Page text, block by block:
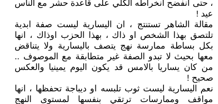
، حتى انفضح انخراطه الكلي على قاعدة حشر مع الناس
عيد !
مقالة الشاهر تستنتج ، ان اليسارية ليست صفة ابدية
تلتصق بهذا الشخص او ذاك ، بهذا الحزب اوذاك ، انها
بكل بساطة ممارسة نهج يتصف باليسارية ولا يتناقض
معها بحيث لا تبدو الصفة غير متطابقة مع الموصوف ..
من كان يساريا بالامس قد يكون اليوم يمينيا والعكس
صحيح !
نعم اليسارية ليست ثوب تلبسه او ديباجة تحفظها ، انها
مواقف وممارسات ترتقي بنفسها لمستوى النهج